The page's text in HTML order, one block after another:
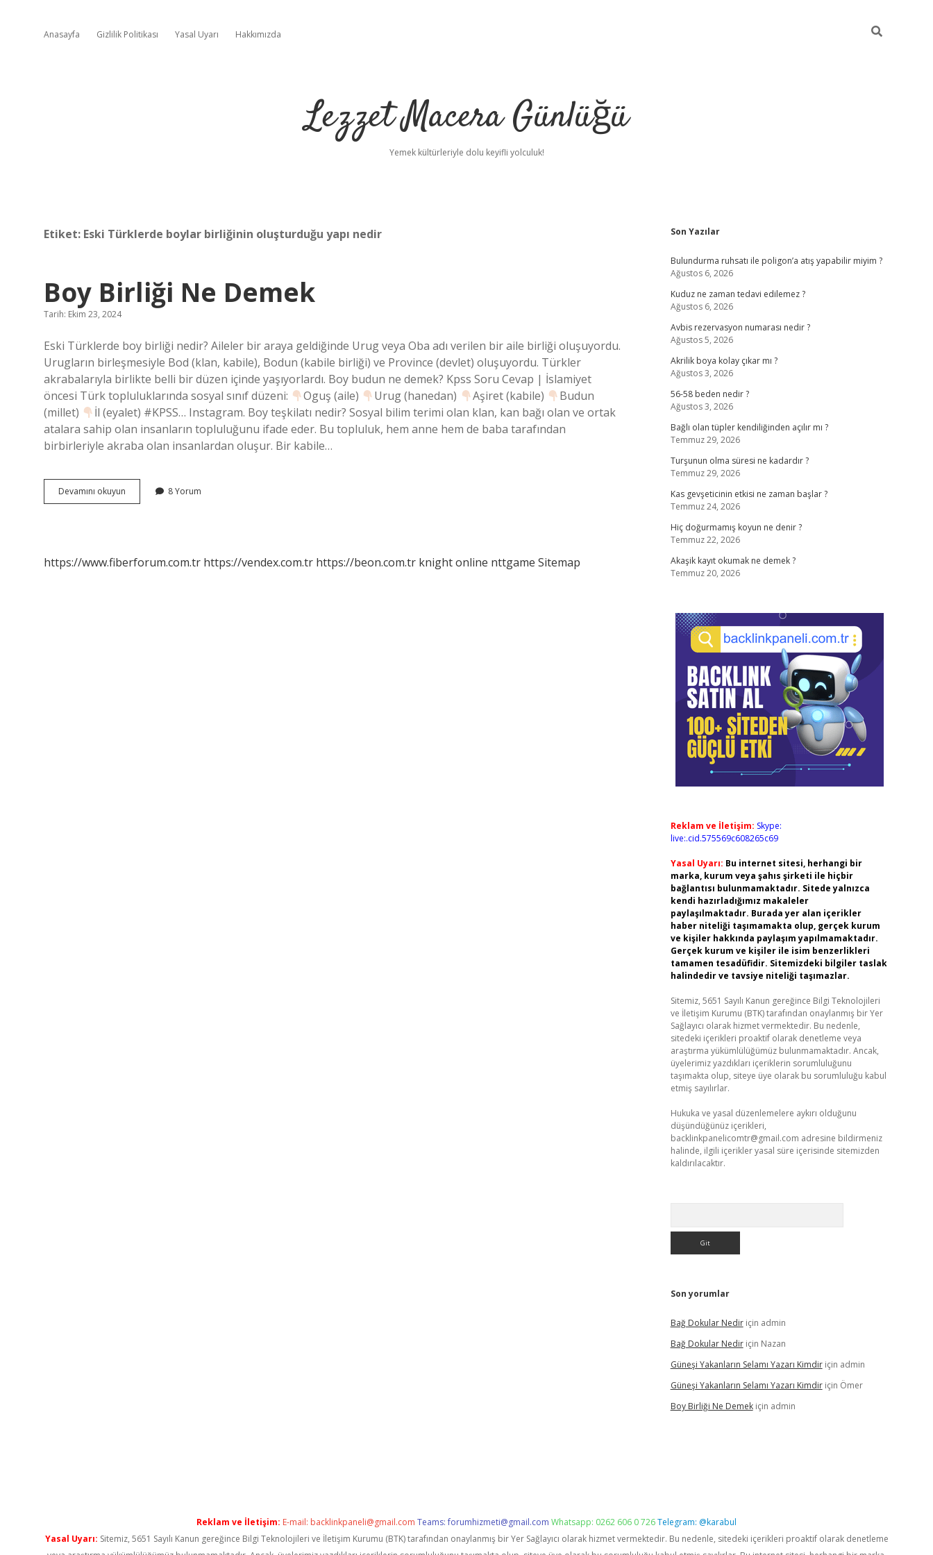
Anasayfa Gizlilik Politikası Yasal Uyarı Hakkımızda
Lezzet Macera Günlüğü
Yemek kültürleriyle dolu keyifli yolculuk!
Etiket: Eski Türklerde boylar birliğinin oluşturduğu yapı nedir
Boy Birliği Ne Demek
Tarih: Ekim 23, 2024
Eski Türklerde boy birliği nedir? Aileler bir araya geldiğinde Urug veya Oba adı verilen bir aile birliği oluşuyordu.
Urugların birleşmesiyle Bod (klan, kabile), Bodun (kabile birliği) ve Province (devlet) oluşuyordu. Türkler
akrabalarıyla birlikte belli bir düzen içinde yaşıyorlardı. Boy budun ne demek? Kpss Soru Cevap | İslamiyet
öncesi Türk topluluklarında sosyal sınıf düzeni:
Oguş (aile) Urug (hanedan) Aşiret (kabile)
Budun
(millet)
İl (eyalet) #KPSS… Instagram. Boy teşkilatı nedir? Sosyal bilim terimi olan klan, kan bağı olan ve ortak
atalara sahip olan insanların topluluğunu ifade eder. Bu topluluk, hem anne hem de baba tarafından
birbirleriyle akraba olan insanlardan oluşur. Bir kabile…
Devamını okuyun
Birliği
8 Yorum
https://www.fiberforum.com.tr https://vendex.com.tr https://beon.com.tr knight online nttgame Sitemap
Sidebar
Son Yazılar
Bulundurma ruhsatı ile poligon’a atış yapabilir miyim ?
Ağustos 6, 2026
Kuduz ne zaman tedavi edilemez ?
Ağustos 6, 2026
Avbis rezervasyon numarası nedir ?
Ağustos 5, 2026
Akrilik boya kolay çıkar mı ?
Ağustos 3, 2026
56-58 beden nedir ?
Ağustos 3, 2026
Bağlı olan tüpler kendiliğinden açılır mı ?
Temmuz 29, 2026
Turşunun olma süresi ne kadardır ?
Temmuz 29, 2026
Kas gevşeticinin etkisi ne zaman başlar ?
Temmuz 24, 2026
Hiç doğurmamış koyun ne denir ?
Temmuz 22, 2026
Akaşik kayıt okumak ne demek ?
Temmuz 20, 2026
Reklam ve İletişim: Skype:
live:.cid.575569c608265c69
Yasal Uyarı: Bu internet sitesi, herhangi bir
marka, kurum veya şahıs şirketi ile hiçbir
bağlantısı bulunmamaktadır. Sitede yalnızca
kendi hazırladığımız makaleler
paylaşılmaktadır. Burada yer alan içerikler
haber niteliği taşımamakta olup, gerçek kurum
ve kişiler hakkında paylaşım yapılmamaktadır.
Gerçek kurum ve kişiler ile isim benzerlikleri
tamamen tesadüfidir. Sitemizdeki bilgiler taslak
halindedir ve tavsiye niteliği taşımazlar.
Sitemiz, 5651 Sayılı Kanun gereğince Bilgi Teknolojileri
ve İletişim Kurumu (BTK) tarafından onaylanmış bir Yer
Sağlayıcı olarak hizmet vermektedir. Bu nedenle,
sitedeki içerikleri proaktif olarak denetleme veya
araştırma yükümlülüğümüz bulunmamaktadır. Ancak,
üyelerimiz yazdıkları içeriklerin sorumluluğunu
taşımakta olup, siteye üye olarak bu sorumluluğu kabul
etmiş sayılırlar.
Hukuka ve yasal düzenlemelere aykırı olduğunu
düşündüğünüz içerikleri,
backlinkpanelicomtr@gmail.com adresine bildirmeniz
halinde, ilgili içerikler yasal süre içerisinde sitemizden
kaldırılacaktır.
Son yorumlar
Bağ Dokular Nediriçin admin
Bağ Dokular Nediriçin Nazan
Güneşi Yakanların Selamı Yazarı Kimdiriçin admin
Güneşi Yakanların Selamı Yazarı Kimdiriçin Ömer
Boy Birliği Ne Demekiçin admin
Reklam ve İletişim: E-mail: backlinkpaneli@gmail.com Teams:forumhizmeti@gmail.com Whatsapp: 0262 606 0 726Telegram: @karabul
Yasal Uyarı: Sitemiz, 5651 Sayılı Kanun gereğince Bilgi Teknolojileri ve İletişim Kurumu (BTK) tarafından onaylanmış bir Yer Sağlayıcı olarak hizmet vermektedir. Bu nedenle, sitedeki içerikleri proaktif olarak denetleme